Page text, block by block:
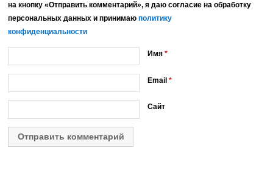
на кнопку «Отправить комментарий», я даю согласие на обработку
персональных данных и принимаюполитику
конфиденциальности
Имя*
Email*
Сайт